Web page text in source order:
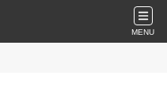
MENU